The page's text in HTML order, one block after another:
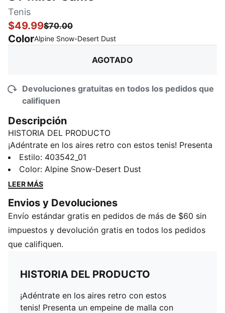
Tenis
$49.99$70.00
ColorAlpine Snow-Desert Dust:
AGOTADO
Devoluciones gratuitas en todos los pedidos que
califiquen
Descripción
HISTORIA DEL PRODUCTO
¡Adéntrate en los aires retro con estos tenis! Presenta
un empeine de malla con superposiciones de gamuza
que ofrece un aspecto atemporal con divertidas
opciones de color. La mediasuela de EVA y la plantilla
día. Esta versión está equipada con un esquema de
colores inspirado en el camuflaje. Haz que cada paso
sea una declaración con PUMA.
DETALLES
Ajuste regular
Suela exterior de goma
Detalles de la marca PUMA
Estilo: 403542_01
Color: Alpine Snow-Desert Dust
LEER MÁS
Envios y Devoluciones
Envío estándar gratis en pedidos de más de $60 sin
impuestos y devolución gratis en todos los pedidos
que califiquen.
HISTORIA DEL PRODUCTO
¡Adéntrate en los aires retro con estos
tenis! Presenta un empeine de malla con